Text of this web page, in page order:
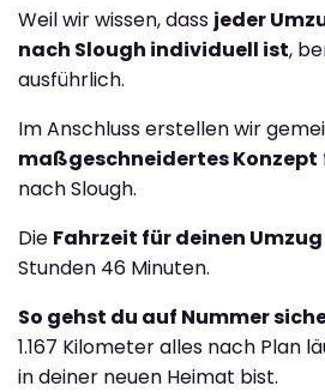
Weil wir wissen, dass jeder
nach Slough individuell ist,
ausführlich.
Im Anschluss erstellen wir
maßgeschneidertes Konzept
nach Slough.
Die Fahrzeit für deinen Umzug
Stunden 46 Minuten.
So gehst du auf Nummer
1.167 Kilometer alles nach Plan
in deiner neuen Heimat bist.